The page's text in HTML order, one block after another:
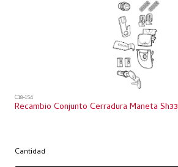
C18-154
Recambio Conjunto Cerradura Maneta Sh33
Cantidad